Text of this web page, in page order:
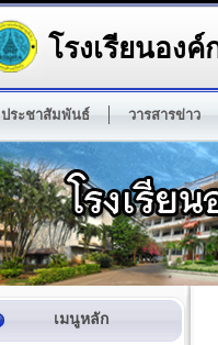
โรงเรียนอง
ประชาสัมพันธ์ วารสารข่าว
เมนูหลัก